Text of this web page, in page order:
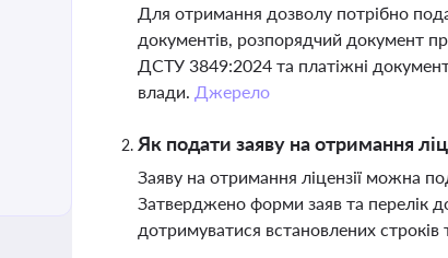
Для отримання дозволу потрібно
документів, розпорядчий документ
ДСТУ 3849:2024 та платіжні
влади. Джерело
Як подати заяву на отримання
Заяву на отримання ліцензії можна
Затверджено форми заяв та перелік
дотримуватися встановлених строків